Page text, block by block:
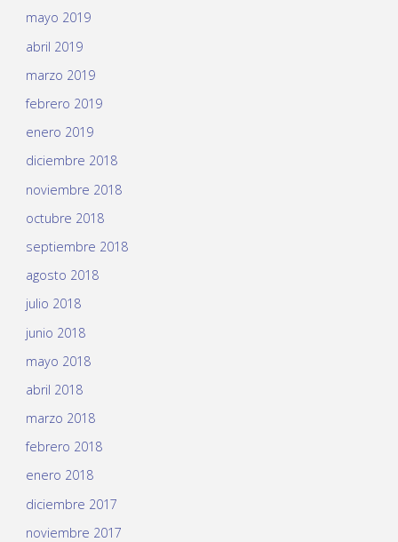
mayo 2019
abril 2019
marzo 2019
febrero 2019
enero 2019
diciembre 2018
noviembre 2018
octubre 2018
septiembre 2018
agosto 2018
julio 2018
junio 2018
mayo 2018
abril 2018
marzo 2018
febrero 2018
enero 2018
diciembre 2017
noviembre 2017